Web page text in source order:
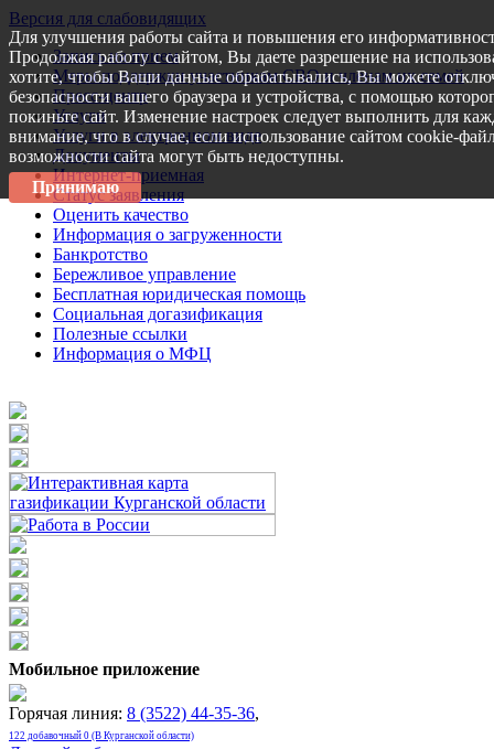
Версия для слабовидящих
Запись на прием
Меры поддержки участникам СВО и членам их семей
Пресс-центр
Услуги
Услуги в электронном виде
Документы
Интернет-приемная
Статус заявления
Оценить качество
Информация о загруженности
Банкротство
Бережливое управление
Бесплатная юридическая помощь
Социальная догазификация
Полезные ссылки
Информация о МФЦ
Мобильное приложение
Горячая линия: 8 (3522) 44-35-36,
122 добавочный 0 (В Курганской области)
Для улучшения работы сайта и повышения его
Продолжая работу с сайтом, Вы даете разрешение на
хотите, чтобы Ваши данные обрабатывались, Вы можете
безопасности вашего браузера и устройства, с помощью
покиньте сайт. Изменение настроек следует выполнить для
внимание, что в случае, если использование сайтом cookie-
возможности сайта могут быть недоступны.
Принимаю